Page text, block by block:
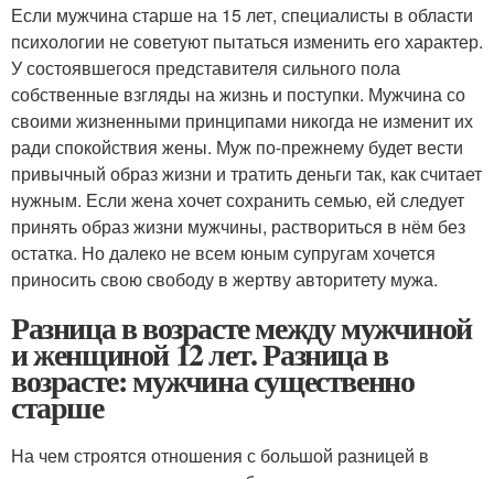
Если мужчина старше на 15 лет, специалисты в области
психологии не советуют пытаться изменить его характер.
У состоявшегося представителя сильного пола
собственные взгляды на жизнь и поступки. Мужчина со
своими жизненными принципами никогда не изменит их
ради спокойствия жены. Муж по-прежнему будет вести
привычный образ жизни и тратить деньги так, как считает
нужным. Если жена хочет сохранить семью, ей следует
принять образ жизни мужчины, раствориться в нём без
остатка. Но далеко не всем юным супругам хочется
приносить свою свободу в жертву авторитету мужа.
Разница в возрасте между мужчиной
и женщиной 12 лет. Разница в
возрасте: мужчина существенно
старше
На чем строятся отношения с большой разницей в